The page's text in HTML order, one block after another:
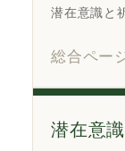
潜在意識と
総合ペー
潜在意識